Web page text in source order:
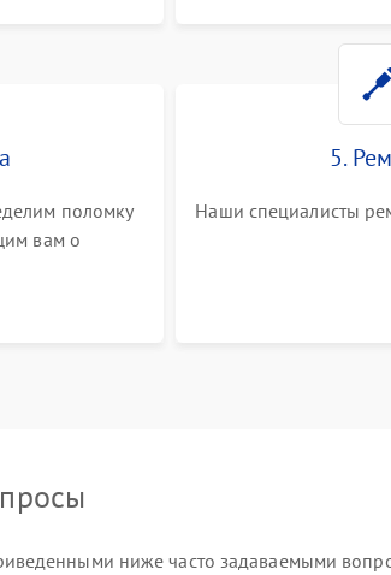
поломку
вам о
5.
Наши специалисты
ниже часто задаваемыми